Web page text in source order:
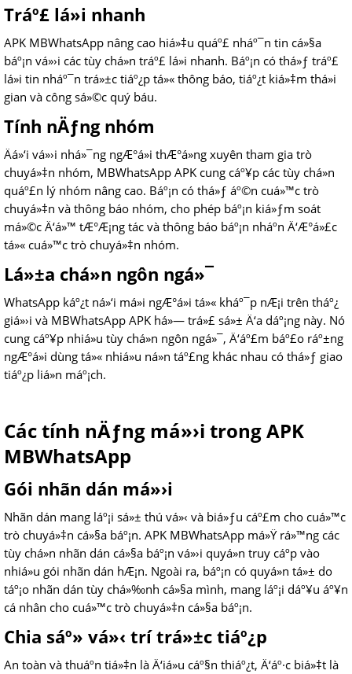
Tráº£ lá»i nhanh
APK MBWhatsApp nâng cao hiá»‡u quáº£ nháº¯n tin cá»§a
báº¡n vá»›i các tùy chá»n tráº£ lá»i nhanh. Báº¡n có thá»ƒ tráº£
lá»i tin nháº¯n trá»±c tiáº¿p tá»« thông báo, tiáº¿t kiá»‡m thá»i
gian và công sá»©c quý báu.
Tính nÄƒng nhóm
Äá»‘i vá»›i nhá»¯ng ngÆ°á»i thÆ°á»ng xuyên tham gia trò
chuyá»‡n nhóm, MBWhatsApp APK cung cáº¥p các tùy chá»n
quáº£n lý nhóm nâng cao. Báº¡n có thá»ƒ áº©n cuá»™c trò
chuyá»‡n và thông báo nhóm, cho phép báº¡n kiá»ƒm soát
má»©c Ä‘á»™ tÆ°Æ¡ng tác và thông báo báº¡n nháº­n Ä‘Æ°á»£c
tá»« cuá»™c trò chuyá»‡n nhóm.
Lá»±a chá»n ngôn ngá»¯
WhatsApp káº¿t ná»‘i má»i ngÆ°á»i tá»« kháº¯p nÆ¡i trên tháº¿
giá»›i và MBWhatsApp APK há»— trá»£ sá»± Ä‘a dáº¡ng này. Nó
cung cáº¥p nhiá»u tùy chá»n ngôn ngá»¯, Ä‘áº£m báº£o ráº±ng
ngÆ°á»i dùng tá»« nhiá»u ná»n táº£ng khác nhau có thá»ƒ giao
tiáº¿p liá»n máº¡ch.
Các tính nÄƒng má»›i trong APK
MBWhatsApp
Gói nhãn dán má»›i
Nhãn dán mang láº¡i sá»± thú vá»‹ và biá»ƒu cáº£m cho cuá»™c
trò chuyá»‡n cá»§a báº¡n. APK MBWhatsApp má»Ÿ rá»™ng các
tùy chá»n nhãn dán cá»§a báº¡n vá»›i quyá»n truy cáº­p vào
nhiá»u gói nhãn dán hÆ¡n. Ngoài ra, báº¡n có quyá»n tá»± do
táº¡o nhãn dán tùy chá»‰nh cá»§a mình, mang láº¡i dáº¥u áº¥n
cá nhân cho cuá»™c trò chuyá»‡n cá»§a báº¡n.
Chia sáº» vá»‹ trí trá»±c tiáº¿p
An toàn và thuáº­n tiá»‡n là Ä‘iá»u cáº§n thiáº¿t, Ä‘áº·c biá»‡t là